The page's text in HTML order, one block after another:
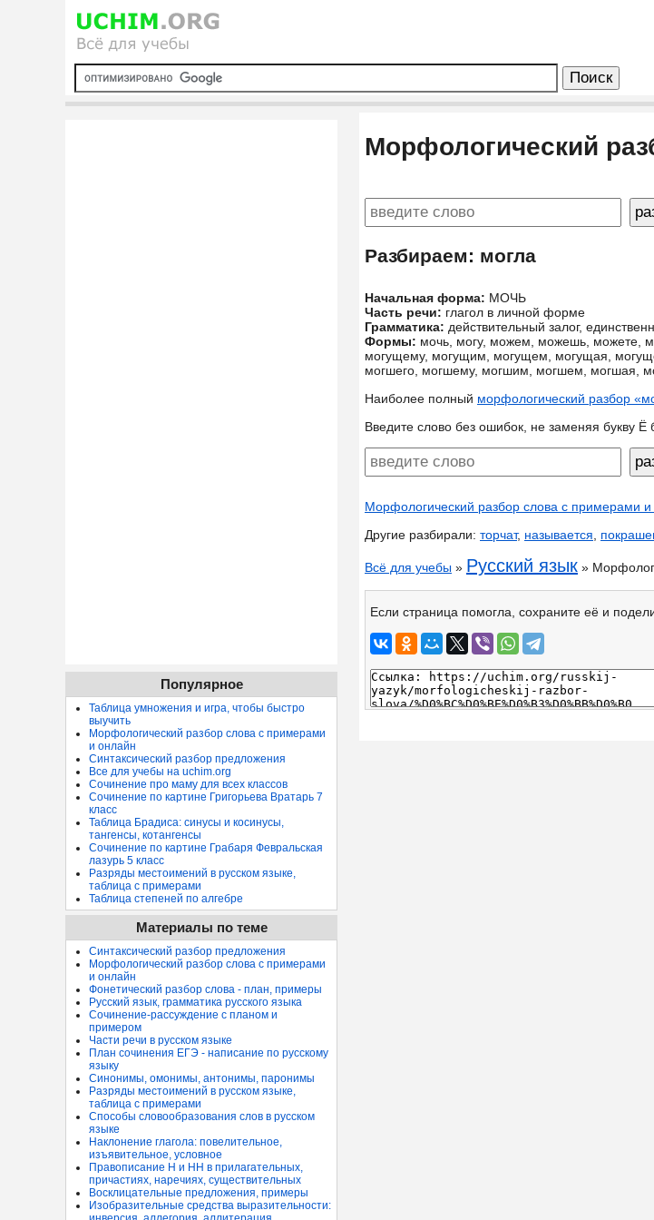
Морфологический
Разбираем: могла
Начальная форма: МОЧЬ
Часть речи: глагол в личной форме
Грамматика: действительный залог,
Формы: мочь, могу, можем, можешь, можете,
могущему, могущим, могущем, могущая,
могшего, могшему, могшим, могшем, могшая,
Наиболее полный морфологический разбор
Введите слово без ошибок, не заменяя букву
Морфологический разбор слова с примерами и
Другие разбирали: торчат, называется
Всё для учебы » Русский язык »
Если страница помогла, сохраните её и
Популярное
Таблица умножения и игра, чтобы быстро
выучить
Морфологический разбор слова с примерами
и онлайн
Синтаксический разбор предложения
Все для учебы на uchim.org
Сочинение про маму для всех классов
Сочинение по картине Григорьева Вратарь 7
класс
Таблица Брадиса: синусы и косинусы,
тангенсы, котангенсы
Сочинение по картине Грабаря Февральская
лазурь 5 класс
Разряды местоимений в русском языке,
таблица с примерами
Таблица степеней по алгебре
Материалы по теме
Синтаксический разбор предложения
Морфологический разбор слова с примерами
и онлайн
Фонетический разбор слова - план, примеры
Русский язык, грамматика русского языка
Сочинение-рассуждение с планом и
примером
Части речи в русском языке
План сочинения ЕГЭ - написание по русскому
языку
Синонимы, омонимы, антонимы, паронимы
Разряды местоимений в русском языке,
таблица с примерами
Способы словообразования слов в русском
языке
Наклонение глагола: повелительное,
изъявительное, условное
Правописание Н и НН в прилагательных,
причастиях, наречиях, существительных
Восклицательные предложения, примеры
Изобразительные средства выразительности: